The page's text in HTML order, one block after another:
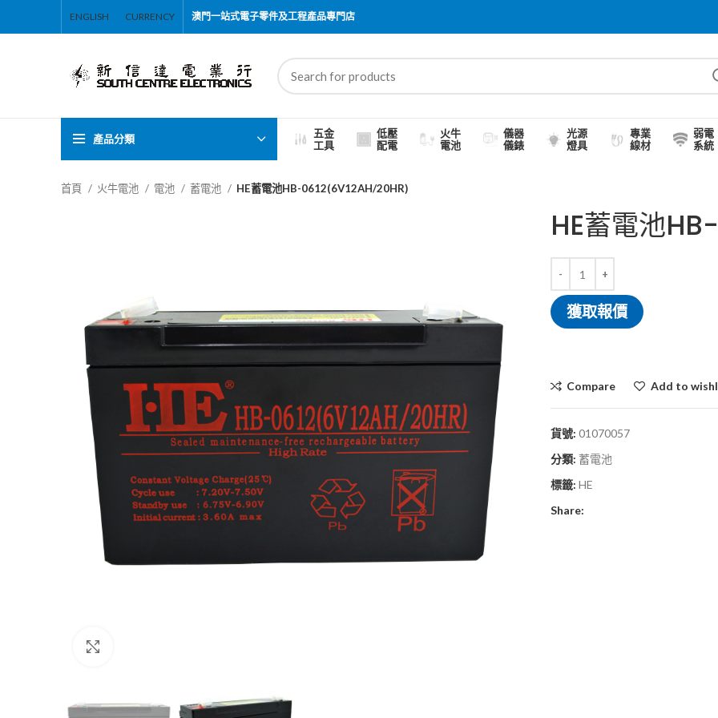
ENGLISH CURRENCY 澳門一站式電子零件及工程產品專門店
產品分類
五金
工具
低壓
配電
火牛
電池
儀器
儀錶
光源
燈具
專業
線材
弱電
系統
首頁 火牛電池 電池 蓄電池 HE蓄電池HB-0612(6V12AH/20HR)
HE蓄電池
獲取報價
Compare Add to
貨號: 01070057
分類: 蓄電池
標籤: HE
Share: